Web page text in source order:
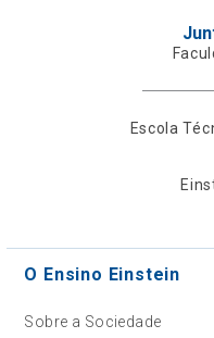
Escola
O Ensino Einstein
Sobre a Sociedade